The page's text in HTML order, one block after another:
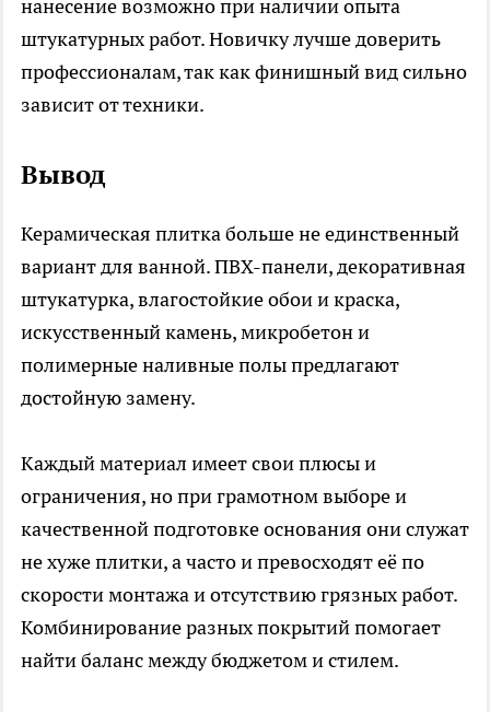
нанесение возможно при наличии опыта
штукатурных работ. Новичку лучше доверить
профессионалам, так как финишный вид сильно
зависит от техники.
Вывод
Керамическая плитка больше не единственный
вариант для ванной. ПВХ-панели, декоративная
штукатурка, влагостойкие обои и краска,
искусственный камень, микробетон и
полимерные наливные полы предлагают
достойную замену.
Каждый материал имеет свои плюсы и
ограничения, но при грамотном выборе и
качественной подготовке основания они служат
не хуже плитки, а часто и превосходят её по
скорости монтажа и отсутствию грязных работ.
Комбинирование разных покрытий помогает
найти баланс между бюджетом и стилем.